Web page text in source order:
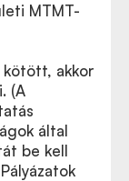
MTMT-
akkor
(A
által
be kell